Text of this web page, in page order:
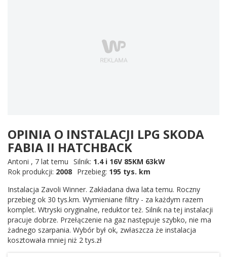
OPINIA O INSTALACJI LPG SKODA
FABIA II HATCHBACK
Antoni , 7 lat temu Silnik: 1.4 i 16V 85KM 63kW
Rok produkcji: 2008 Przebieg: 195 tys. km
Instalacja Zavoli Winner. Zakładana dwa lata temu. Roczny
przebieg ok 30 tys.km. Wymieniane filtry - za każdym razem
komplet. Wtryski oryginalne, reduktor też. Silnik na tej instalacji
pracuje dobrze. Przełączenie na gaz następuje szybko, nie ma
żadnego szarpania. Wybór był ok, zwłaszcza że instalacja
kosztowała mniej niż 2 tys.zł